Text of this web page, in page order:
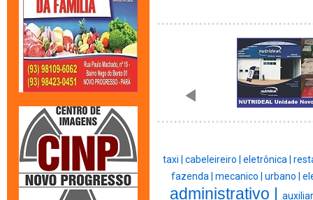
taxi | cabeleireiro | eletrônica |
fazenda | mecanico | urbano |
administrativo |